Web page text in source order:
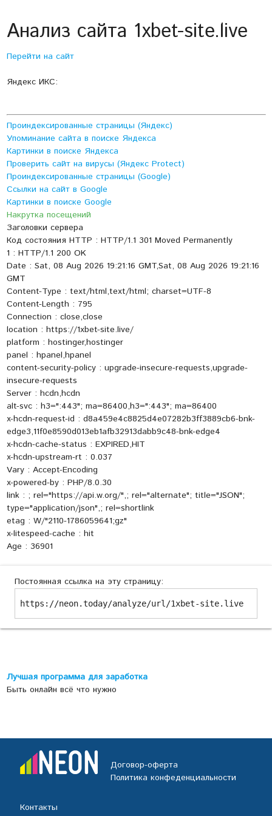
Анализ сайта 1xbet-site.live
Перейти на сайт
Яндекс ИКС:
Проиндексированные страницы (Яндекс)
Упоминание сайта в поиске Яндекса
Картинки в поиске Яндекса
Проверить сайт на вирусы (Яндекс Protect)
Проиндексированные страницы (Google)
Ссылки на сайт в Google
Картинки в поиске Google
Накрутка посещений
Заголовки сервера
Код состояния HTTP : HTTP/1.1 301 Moved Permanently
1 : HTTP/1.1 200 OK
Date : Sat, 08 Aug 2026 19:21:16 GMT,Sat, 08 Aug 2026 19:21:16
GMT
Content-Type : text/html,text/html; charset=UTF-8
Content-Length : 795
Connection : close,close
location : https://1xbet-site.live/
platform : hostinger,hostinger
panel : hpanel,hpanel
content-security-policy : upgrade-insecure-requests,upgrade-
insecure-requests
Server : hcdn,hcdn
alt-svc : h3=":443"; ma=86400,h3=":443"; ma=86400
x-hcdn-request-id : d8a459e4c8825d4e07282b3ff3889cb6-bnk-
edge3,11f0e8590d013eb1afb32913dabb9c48-bnk-edge4
x-hcdn-cache-status : EXPIRED,HIT
x-hcdn-upstream-rt : 0.037
Vary : Accept-Encoding
x-powered-by : PHP/8.0.30
link : ; rel="https://api.w.org/",; rel="alternate"; title="JSON";
type="application/json",; rel=shortlink
etag : W/"2110-1786059641;gz"
x-litespeed-cache : hit
Age : 36901
Постоянная ссылка на эту страницу:
https://neon.today/analyze/url/1xbet-site.live
Лучшая программа для заработка
Быть онлайн всё что нужно
Договор-оферта
Политика конфеденциальности
Контакты